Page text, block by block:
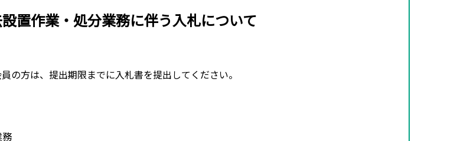
置作業・処分業務に伴う入札について
の方は、提出期限までに入札書を提出してください。